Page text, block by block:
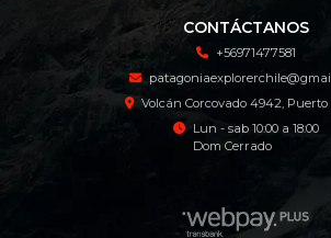
CONTÁCTANOS
+56971477581
Volcán Corcovado 4942,
Lun - sab 10:00 a 18:00
Dom Cerrado